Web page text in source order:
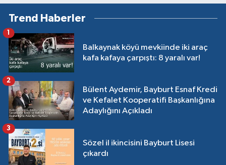
Trend Haberler
Balkaynak köyü mevkiinde iki araç
kafa kafaya çarpıştı: 8 yaralı var!
1
Bülent Aydemir, Bayburt Esnaf Kredi
ve Kefalet Kooperatifi Başkanlığına
Adaylığını Açıkladı
2
Sözel il ikincisini Bayburt Lisesi
çıkardı
3